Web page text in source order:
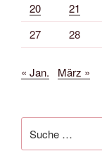
20
21
27
28
« Jan. März »
nach: